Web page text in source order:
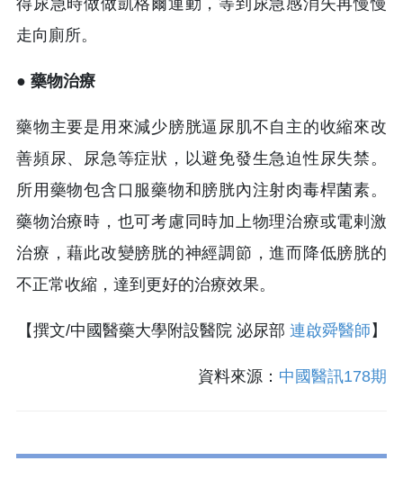
走向廁所。
● 藥物治療
藥物主要是用來減少膀胱逼尿肌不自主的收縮來改
善頻尿、尿急等症狀，以避免發生急迫性尿失禁。
所用藥物包含口服藥物和膀胱內注射肉毒桿菌素。
藥物治療時，也可考慮同時加上物理治療或電剌激
治療，藉此改變膀胱的神經調節，進而降低膀胱的
不正常收縮，達到更好的治療效果。
【撰文/中國醫藥大學附設醫院 泌尿部 連啟舜醫師 】
資料來源： 中國醫訊178期